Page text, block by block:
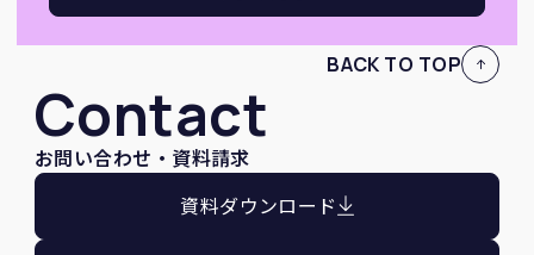
BACK TO TOP
Contact
お問い合わせ・資料請求
資料ダウンロード